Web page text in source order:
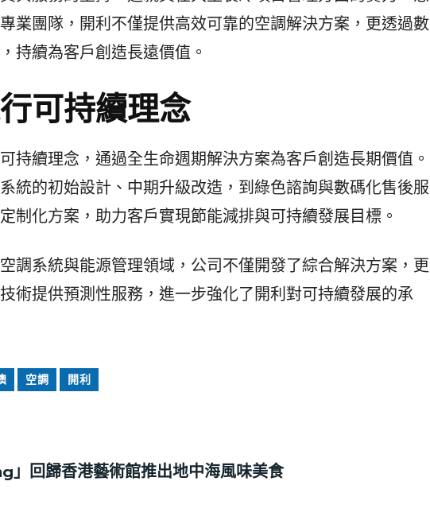
業團隊，開利不僅提供高效可靠的空調解決方案，更透過數
持續為客戶創造長遠價值。
可持續理念
持續理念，通過全生命週期解決方案為客戶創造長期價值。
統的初始設計、中期升級改造，到綠色諮詢與數碼化售後服
制化方案，助力客戶實現節能減排與可持續發展目標。
調系統與能源管理領域，公司不僅開發了綜合解決方案，更
術提供預測性服務，進一步強化了開利對可持續發展的承
空調 開利
」回歸香港藝術館推出地中海風味美食